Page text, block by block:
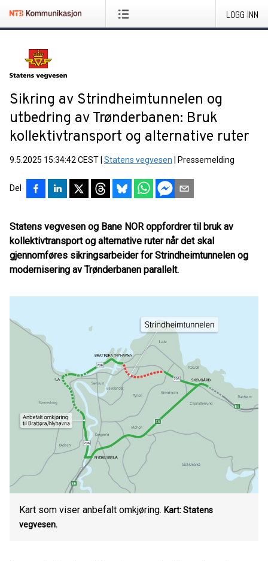
LOGG INN
Sikring av Strindheimtunnelen og
utbedring av Trønderbanen: Bruk
kollektivtransport og alternative ruter
9.5.2025 15:34:42 CEST Statens vegvesen Pressemelding
Del
Statens vegvesen og Bane NOR oppfordrer til bruk av
kollektivtransport og alternative ruter når det skal
gjennomføres sikringsarbeider for Strindheimtunnelen og
modernisering av Trønderbanen parallelt.
Kart som viser anbefalt omkjøring. Kart: Statens
vegvesen.